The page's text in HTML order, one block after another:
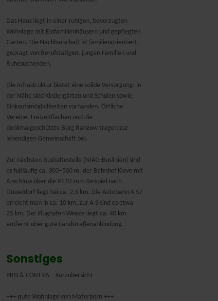
Das Haus liegt in einer ruhigen, bevorzugten
Wohnlage mit Einfamilienhäusern und gepflegten
Gärten. Die Nachbarschaft ist familienorientiert,
geprägt von Berufstätigen, jungen Familien und
Ruhesuchenden.
Die Infrastruktur bietet eine solide Versorgung: in
der Nähe sind Kindergärten und Schulen sowie
Einkaufsmöglichkeiten vorhanden. Örtliche
Vereine, Freizeitflächen und die
denkmalgeschützte Burg Ranzow tragen zur
lebendigen Gemeinschaft bei.
Zur nächsten Bushaltestelle (NIAG-Buslinien) sind
es fußläufig ca. 300–500 m, der Bahnhof Kleve mit
Anschluss über die RE10 zum Beispiel nach
Düsseldorf liegt bei ca. 2,5 km. Die Autobahn A 57
erreicht man in ca. 10 km, zur A 3 sind es etwa
25 km. Der Flughafen Weeze liegt ca. 40 km
entfernt über gute Landstraßenanbindung.
Sonstiges
PRO & CONTRA – Kurzübersicht
+++ gute Wohnlage von Materborn +++